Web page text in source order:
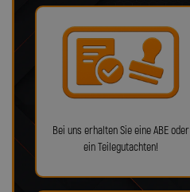
Bei uns erhalten Sie eine ABE oder
ein Teilegutachten!